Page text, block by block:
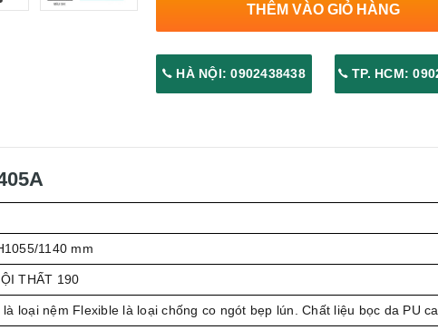
THÊM VÀO GIỎ HÀNG
HÀ NỘI: 0902438438 TP. HCM:
1140 mm
THẤT 190
loại nệm Flexible là loại chống co ngót bẹp lún. Chất liệu bọc da PU